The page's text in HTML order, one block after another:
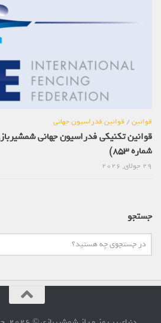
قوانین/ قوانین فدراسیون جهانی
شماره 853)
29 جولای, 2026
جستجو